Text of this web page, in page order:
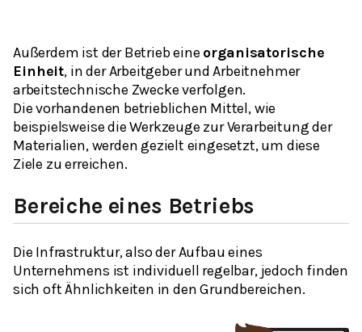
Außerdem ist der Betrieb eine organisatorische
Einheit, in der Arbeitgeber und Arbeitnehmer
arbeitstechnische Zwecke verfolgen.
Die vorhandenen betrieblichen Mittel, wie
beispielsweise die Werkzeuge zur Verarbeitung der
Materialien, werden gezielt eingesetzt, um diese
Ziele zu erreichen.
Bereiche eines Betriebs
Die Infrastruktur, also der Aufbau eines
Unternehmens ist individuell regelbar, jedoch finden
sich oft Ähnlichkeiten in den Grundbereichen.